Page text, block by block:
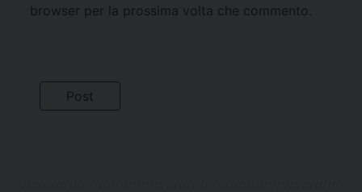
browser per la prossima volta che commento.